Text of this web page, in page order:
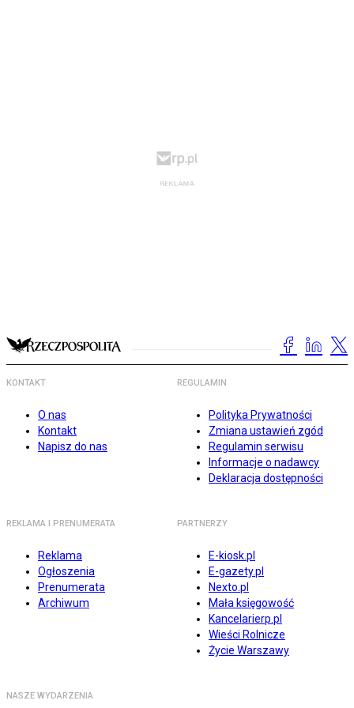
KONTAKT
O nas
Kontakt
Napisz do nas
REGULAMIN
Polityka Prywatności
Zmiana ustawień zgód
Regulamin serwisu
Informacje o nadawcy
Deklaracja dostępności
REKLAMA I PRENUMERATA
Reklama
Ogłoszenia
Prenumerata
Archiwum
PARTNERZY
E-kiosk.pl
E-gazety.pl
Nexto.pl
Mała księgowość
Kancelarierp.pl
Wieści Rolnicze
Życie Warszawy
NASZE WYDARZENIA